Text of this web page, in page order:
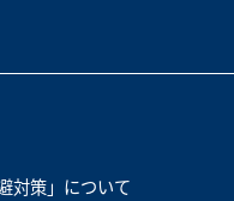
対策」について